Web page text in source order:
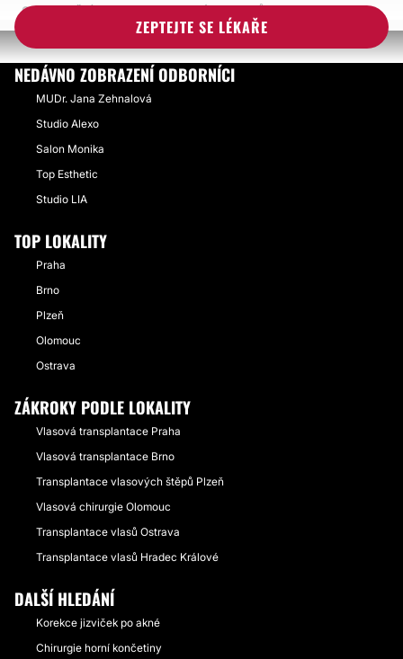
ZEPTEJTE SE LÉKAŘE
ODSTRANĚNÍ TRANSPLANTOVANÝCH VLASŮ
NEDÁVNO ZOBRAZENÍ ODBORNÍCI
MUDr. Jana Zehnalová
Studio Alexo
Salon Monika
Top Esthetic
Studio LIA
TOP LOKALITY
Praha
Brno
Plzeň
Olomouc
Ostrava
ZÁKROKY PODLE LOKALITY
Vlasová transplantace Praha
Vlasová transplantace Brno
Transplantace vlasových štěpů Plzeň
Vlasová chirurgie Olomouc
Transplantace vlasů Ostrava
Transplantace vlasů Hradec Králové
DALŠÍ HLEDÁNÍ
Korekce jizviček po akné
Chirurgie horní končetiny